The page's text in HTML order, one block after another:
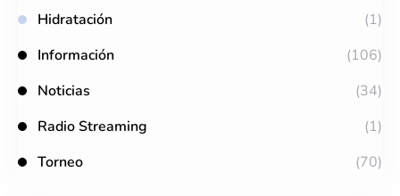
Hidratación
(1)
Información
(106)
Noticias
(34)
Radio Streaming
(1)
Torneo
(70)